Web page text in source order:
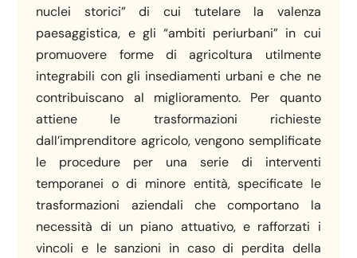
nuclei storici” di cui tutelare la valenza
paesaggistica, e gli “ambiti periurbani” in cui
promuovere forme di agricoltura utilmente
integrabili con gli insediamenti urbani e che ne
contribuiscano al miglioramento. Per quanto
attiene le trasformazioni richieste
dall’imprenditore agricolo, vengono semplificate
le procedure per una serie di interventi
temporanei o di minore entità, specificate le
trasformazioni aziendali che comportano la
necessità di un piano attuativo, e rafforzati i
vincoli e le sanzioni in caso di perdita della